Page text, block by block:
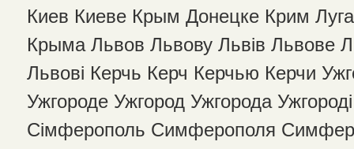
Киев Киеве Крым Донецке Крим
Крыма Львов Львову Львів Львове
Львові Керчь Керч Керчью Керчи
Ужгороде Ужгород Ужгорода
Сімферополь Симферополя